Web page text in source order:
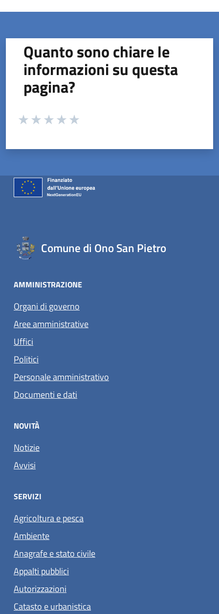
Quanto sono chiare le
informazioni su questa
pagina?
Valuta da 1 a 5 stelle la pagina
Comune di Ono San Pietro
AMMINISTRAZIONE
Organi di governo
Aree amministrative
Uffici
Politici
Personale amministrativo
Documenti e dati
NOVITÀ
Notizie
Avvisi
SERVIZI
Agricoltura e pesca
Ambiente
Anagrafe e stato civile
Appalti pubblici
Autorizzazioni
Catasto e urbanistica